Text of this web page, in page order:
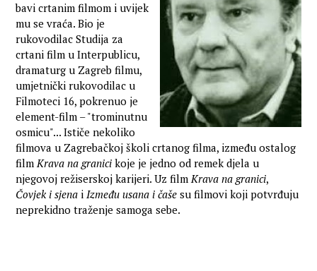
bavi crtanim filmom i uvijek
mu se vraća. Bio je
rukovodilac Studija za
crtani film u Interpublicu,
dramaturg u Zagreb filmu,
umjetnički rukovodilac u
Filmoteci 16, pokrenuo je
element-film – "trominutnu
osmicu"... Ističe nekoliko
filmova u Zagrebačkoj školi crtanog filma, između ostalog
filmKrava na granici koje je jedno od remek djela u
njegovoj režiserskoj karijeri. Uz filmKrava na granici,
Čovjek i sjena iIzmeđu usana i čaše su filmovi koji potvrđuju
neprekidno traženje samoga sebe.